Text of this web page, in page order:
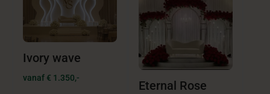
Ivory wave
vanaf € 1.350,-
Eternal Rose